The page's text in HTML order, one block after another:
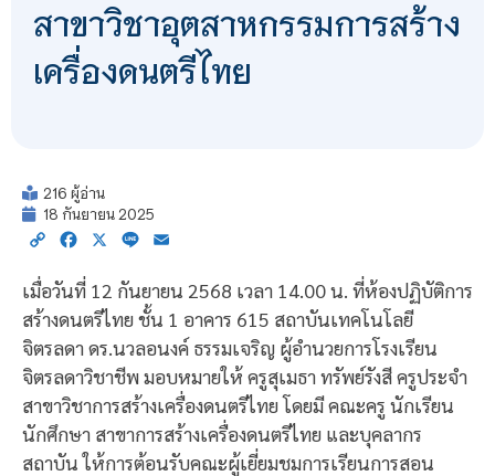
สาขาวิชาอุตสาหกรรมการสร้าง
เครื่องดนตรีไทย
216 ผู้อ่าน
18 กันยายน 2025
Copy Facebook
X Line
เมื่อวันที่ 12 กันยายน 2568 เวลา 14.00 น. ที่ห้องปฏิบัติการ
สร้างดนตรีไทย ชั้น 1 อาคาร 615 สถาบันเทคโนโลยี
จิตรลดา ดร.นวลอนงค์ ธรรมเจริญ ผู้อำนวยการโรงเรียน
จิตรลดาวิชาชีพ มอบหมายให้ ครูสุเมธา ทรัพย์รังสี ครูประจำ
สาขาวิชาการสร้างเครื่องดนตรีไทย โดยมี คณะครู นักเรียน
นักศึกษา สาขาการสร้างเครื่องดนตรีไทย และบุคลากร
สถาบัน ให้การต้อนรับคณะผู้เยี่ยมชมการเรียนการสอน